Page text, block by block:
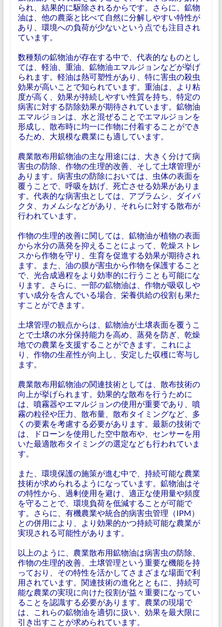
られ、結果的に駆除されるからです。さらに、鉱物
油は、他の農薬と比べて自然に分解しやすい特性が
あり、環境への負荷が少ないという点でも注目され
ています。
数種類の鉱物油が存在する中で、代表的なものとし
ては、軽油、重油、鉱物油エマルジョンなどが挙げ
られます。軽油は熱可塑性があり、特に害虫の殺虫
効果が高いことで知られています。重油は、より粘
度が高く、効果が持続しやすい性質を持ち、特定の
病害に対する防除効果が期待されています。鉱物油
エマルジョンは、水と混ぜることでエマルジョンを
形成し、散布時に均一に作物に付着することができ
るため、大規模な農業にも適しています。
農業散布用鉱物油の主な用途には、大きく分けて病
害虫の防除、作物の生理的改善、そして土壌管理が
あります。病害虫の防除においては、虫体の表面を
覆うことで、呼吸を妨げ、死亡させる効果がありま
す。代表的な病害虫としては、アブラムシ、ダイバ
クタ、カメムシなどがあり、それらに対する散布が
行われています。
作物の生理的改善に関しては、鉱物油が植物の表面
から水分の蒸発を抑えることによって、乾燥ストレ
スから作物を守り、生育を促進する効果が期待され
ます。また、油の膜が害虫から作物を保護すること
で、光合成過程をより効率的に行うことも可能にな
ります。さらに、一部の鉱物油は、作物が吸収しや
すい成分を含んでいる場合、栄養供給の役割も果た
すことができます。
土壌管理の観点からは、鉱物油が土壌表面を覆うこ
とで土壌の水分保持能力を高め、蒸発を防ぎ、乾燥
地での農業を支援することができます。これによ
り、作物の生産性が向上し、安定した収穫に寄与し
ます。
農業散布用鉱物油の関連技術としては、散布技術の
向上が挙げられます。効果的な散布を行うために
は、噴霧器やエマルジョンの使用が重要であり、噴
霧の粒径や圧力、散布量、散布タイミングなど、多
くの要素を考慮する必要があります。最新の技術で
は、ドローンを使用した空中散布や、センサーを用
いた最適散布タイミングの選定なども行われていま
す。
また、環境保護の施策が進む中で、持続可能な農業
技術が求められるようになっています。鉱物油はそ
の特性から、過剰使用を避け、適正な使用量や頻度
を守ることで、環境負荷を低減することが可能で
す。さらに、有機農業や統合的病害虫管理（IPM）
との併用により、より効果的かつ持続可能な農業が
実現される可能性があります。
以上のように、農業散布用鉱物油は病害虫の防除、
作物の生理的改善、土壌管理という重要な機能を持
っており、その特性を活かしてさまざまな場面で利
用されています。関連技術の進化とともに、持続可
能な農業の実現に向けた役割が益々重要になってい
ることを認識する必要があります。農業の現場で
は、これらの鉱物油を適切に扱い、効果を最大限に
引き出すことが求められています。